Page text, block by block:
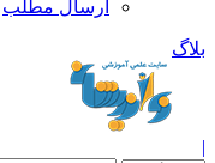
ارسال مطلب